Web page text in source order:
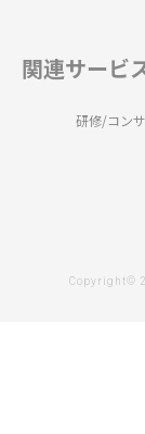
関連サービ
研修/コン
Copyright©